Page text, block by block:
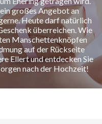
großes Angebot an
Heute darf natürlich
überreichen. Wie
Manschettenknöpfen
auf der Rückseite
Ellert und entdecken Sie
nach der Hochzeit!